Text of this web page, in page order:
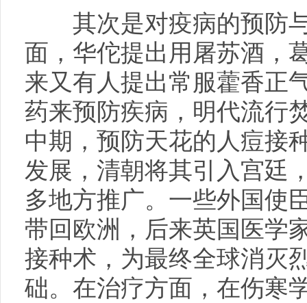
其次是对疫病的预防与
面，华佗提出用屠苏酒，
来又有人提出常服藿香正
药来预防疾病，明代流行
中期，预防天花的人痘接
发展，清朝将其引入宫廷
多地方推广。一些外国使
带回欧洲，后来英国医学
接种术，为最终全球消灭
础。在治疗方面，在伤寒